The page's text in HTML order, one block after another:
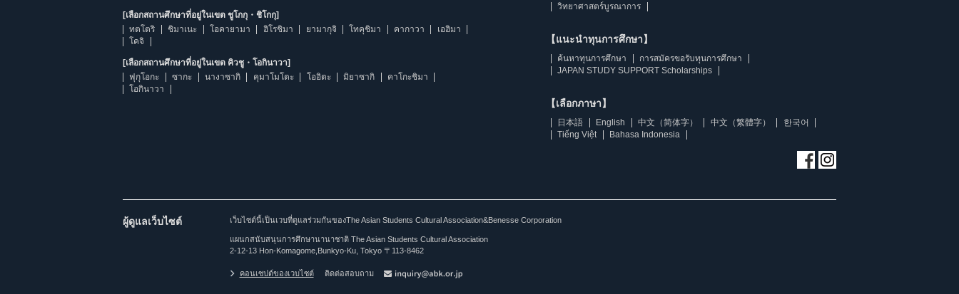
[เลือกสถานศึกษาที่อยู่ในเขต ชูโกกุ・ชิโกกุ]
ทตโตริ
ชิมาเนะ โอคายามา ฮิโรชิมา ยามากุจิ โทคุชิมา คากาวา
เอฮิมา
โคจิ
[เลือกสถานศึกษาที่อยู่ในเขต คิวชู・โอกินาวา]
ฟุกุโอกะ
ซากะ นางาซากิ คุมาโมโตะ โออิตะ มิยาซากิ
คาโกะชิมา
โอกินาวา
วิทยาศาสตร์บูรณาการ
【แนะนำทุนการศึกษา】
ค้นหาทุนการศึกษา
การสมัครขอรับทุนการศึกษา
JAPAN STUDY SUPPORT Scholarships
【เลือกภาษา】
日本語 English 中文（简体字） 中文（繁體字）
한국어
Tiếng Việt
Bahasa Indonesia
ผู้ดูแลเว็บไซต์ เว็บไซต์นี้เป็นเวบที่ดูแลร่วมกันของThe Asian Students Cultural Association&Benesse Corporation
แผนกสนับสนุนการศึกษานานาชาติ The Asian Students Cultural Association
2-12-13 Hon-Komagome,Bunkyo-Ku, Tokyo 〒113-8462
คอนเซปต์ของเวบไซต์ ติดต่อสอบถาม